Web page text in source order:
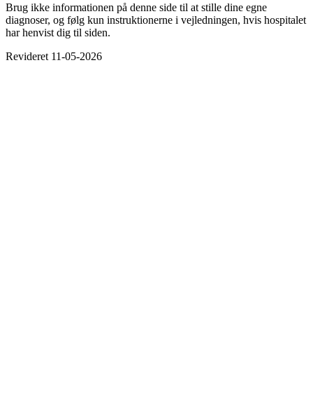
Brug ikke informationen på denne side til at stille dine egne
diagnoser, og følg kun instruktionerne i vejledningen, hvis hospitalet
har henvist dig til siden.
Revideret 11-05-2026